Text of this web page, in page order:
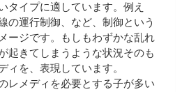
タイプに適しています。例え
の運行制御、など、制御という
ージです。もしもわずかな乱れ
起きてしまうような状況そのも
ィを、表現しています。
レメディを必要とする子が多い